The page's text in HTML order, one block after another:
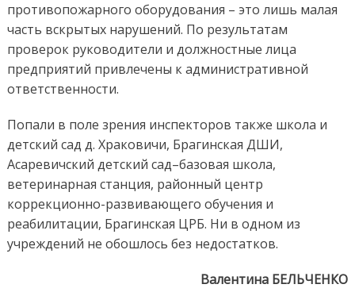
противопожарного оборудования – это лишь малая
часть вскрытых нарушений. По результатам
проверок руководители и должностные лица
предприятий привлечены к административной
ответственности.
Попали в поле зрения инспекторов также школа и
детский сад д. Храковичи, Брагинская ДШИ,
Асаревичский детский сад–базовая школа,
ветеринарная станция, районный центр
коррекционно-развивающего обучения и
реабилитации, Брагинская ЦРБ. Ни в одном из
учреждений не обошлось без недостатков.
Валентина БЕЛЬЧЕНКО